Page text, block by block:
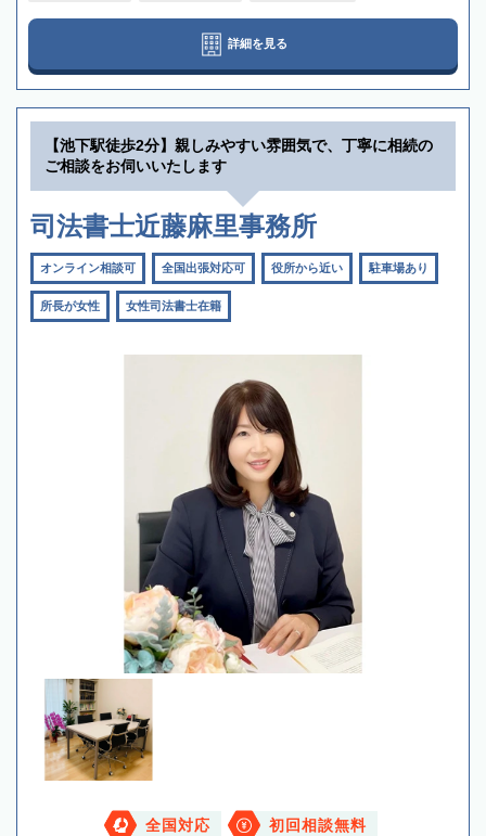
詳細を見る
【池下駅徒歩2分】親しみやすい雰囲気で、丁寧に相続の
ご相談をお伺いいたします
司法書士近藤麻里事務所
オンライン相談可 全国出張対応可 役所から近い 駐車場あり
所長が女性 女性司法書士在籍
全国対応 初回相談無料